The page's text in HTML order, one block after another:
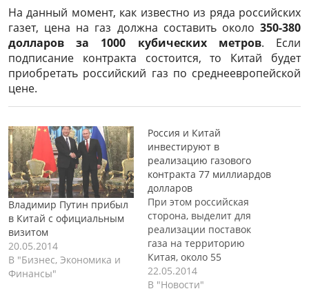
На данный момент, как известно из ряда российских
газет, цена на газ должна составить около 350-380
долларов за 1000 кубических метров. Если
подписание контракта состоится, то Китай будет
приобретать российский газ по среднеевропейской
цене.
Владимир Путин прибыл
в Китай с официальным
визитом
20.05.2014
В "Бизнес, Экономика и
Финансы"
Россия и Китай
инвестируют в
реализацию газового
контракта 77 миллиардов
долларов
При этом российская
сторона, выделит для
реализации поставок
газа на территорию
Китая, около 55
миллиардов долларов,
Китай в свою очередь,
22.05.2014
В "Новости"